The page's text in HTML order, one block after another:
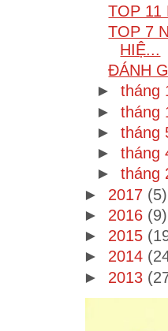
TOP 11
TOP 7
HIỆ...
ĐÁNH
► tháng
► tháng
► tháng
► tháng
► tháng
► 2017 (5)
► 2016 (9)
► 2015
► 2014
► 2013